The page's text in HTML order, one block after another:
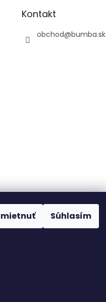
Súhlasím
Kontakt
obchod@bumba.sk